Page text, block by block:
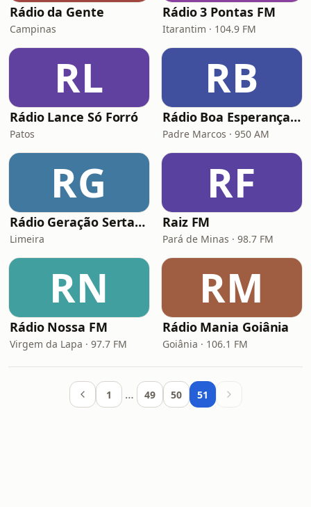
Rádio da Gente
Campinas
Rádio 3 Pontas FM
Itarantim · 104.9 FM
RL
Rádio Lance Só Forró
Patos
RB
Rádio Boa Esperança AM
Padre Marcos · 950 AM
RG
Rádio Geração Sertanejona
Limeira
RF
Raiz FM
Pará de Minas · 98.7 FM
RN
Rádio Nossa FM
Virgem da Lapa · 97.7 FM
RM
Rádio Mania Goiânia
Goiânia · 106.1 FM
1 … 49 50 51